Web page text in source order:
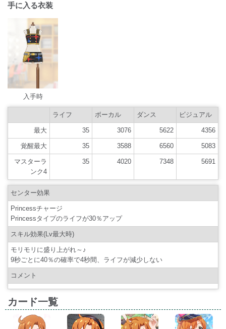
手に入る衣装
入手時
ライフ ボーカル ダンス ビジュアル
最大 35 3076 5622 4356
覚醒最大 35 3588 6560 5083
マスターラ
ンク4
35 4020 7348 5691
センター効果
Princessチャージ
Princessタイプのライフが30％アップ
スキル効果(Lv最大時)
モリモリに盛り上がれ～♪
9秒ごとに40％の確率で4秒間、ライフが減少しない
コメント
カード一覧